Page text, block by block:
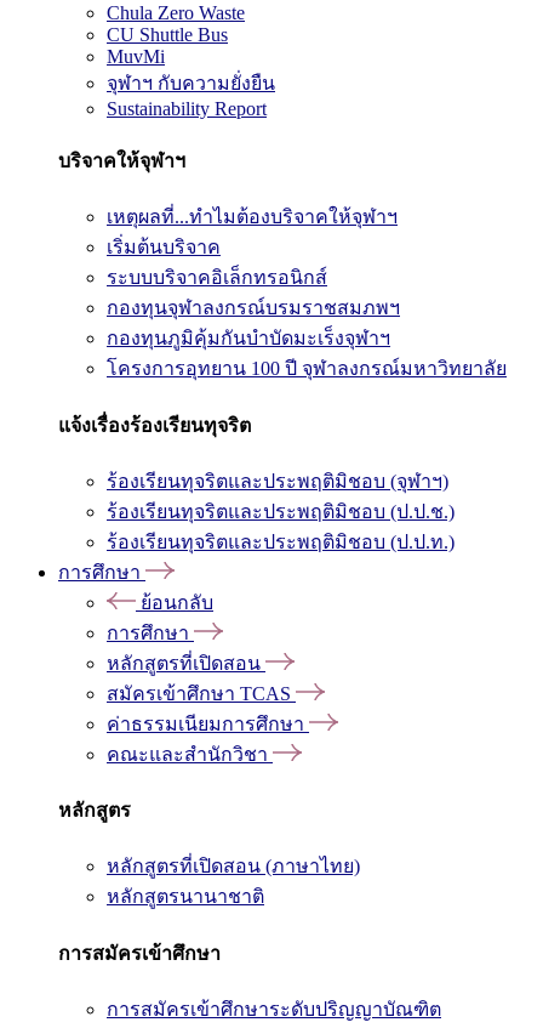
Chula Zero Waste
CU Shuttle Bus
MuvMi
จุฬาฯ กับความยั่งยืน
Sustainability Report
บริจาคให้จุฬาฯ
เหตุผลที่...ทำไมต้องบริจาคให้จุฬาฯ
เริ่มต้นบริจาค
ระบบบริจาคอิเล็กทรอนิกส์
กองทุนจุฬาลงกรณ์บรมราชสมภพฯ
กองทุนภูมิคุ้มกันบำบัดมะเร็งจุฬาฯ
โครงการอุทยาน 100 ปี จุฬาลงกรณ์มหาวิทยาลัย
แจ้งเรื่องร้องเรียนทุจริต
ร้องเรียนทุจริตและประพฤติมิชอบ (จุฬาฯ)
ร้องเรียนทุจริตและประพฤติมิชอบ (ป.ป.ช.)
ร้องเรียนทุจริตและประพฤติมิชอบ (ป.ป.ท.)
การศึกษา
ย้อนกลับ
การศึกษา
หลักสูตรที่เปิดสอน
สมัครเข้าศึกษา TCAS
ค่าธรรมเนียมการศึกษา
คณะและสำนักวิชา
หลักสูตร
หลักสูตรที่เปิดสอน (ภาษาไทย)
หลักสูตรนานาชาติ
การสมัครเข้าศึกษา
การสมัครเข้าศึกษาระดับปริญญาบัณฑิต